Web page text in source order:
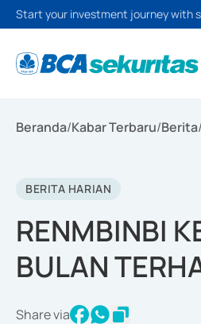
Start your investment journey with
Beranda/Kabar Terbaru/Berita/
BERITA HARIAN
RENMBINBI
BULAN
Share via